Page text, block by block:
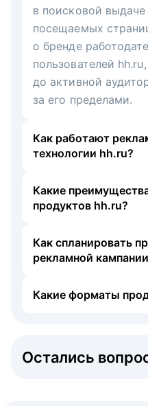
в поисковой
посещаемых
о бренде
пользователей
до активной
за его пределами.
Как работают
технологии hh.ru?
Какие
продуктов hh.ru?
Как спланировать
рекламной
Какие форматы
Остались